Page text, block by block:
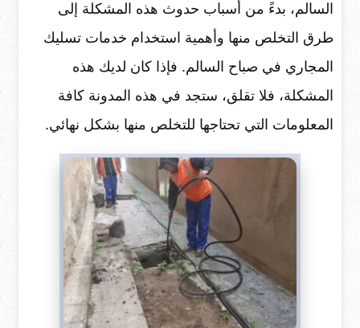
السالم، بدءً من أسباب حدوث هذه المشكلة إلى
طرق التخلص منها وأهمية استخدام خدمات تسليك
المجاري في صباح السالم. فإذا كان لديك هذه
المشكلة، فلا تقلق، ستجد في هذه المدونة كافة
المعلومات التي تحتاجها للتخلص منها بشكل نهائي.